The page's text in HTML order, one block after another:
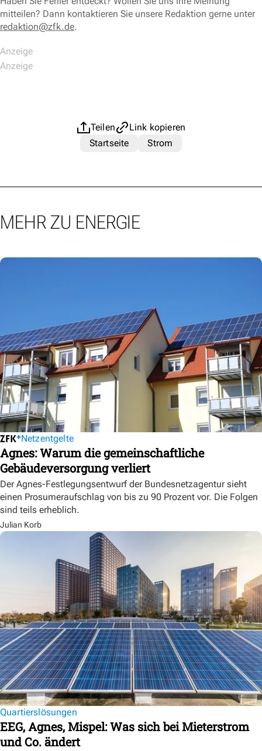
mitteilen? Dann kontaktieren Sie unsere Redaktion gerne unter
redaktion@zfk.de.
Teilen
Link kopieren
Startseite
Strom
MEHR ZU ENERGIE
Netzentgelte
Agnes: Warum die gemeinschaftliche
Gebäudeversorgung verliert
Der Agnes-Festlegungsentwurf der Bundesnetzagentur sieht
einen Prosumeraufschlag von bis zu 90 Prozent vor. Die Folgen
sind teils erheblich.
Julian Korb
Quartierslösungen
EEG, Agnes, Mispel: Was sich bei Mieterstrom
und Co. ändert